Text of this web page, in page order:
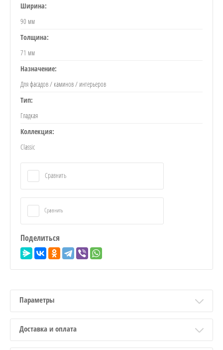
Ширина:
90 мм
Толщина:
71 мм
Назначение:
Для фасадов / каминов / интерьеров
Тип:
Гладкая
Коллекция:
Classic
Сравнить
Сравнить
Поделиться
Параметры
Доставка и оплата